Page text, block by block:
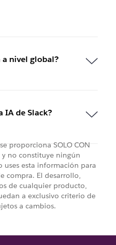
a nivel global?
IA de Slack?
proporciona SOLO CON
y no constituye ningún
esta información para
compra. El desarrollo,
de cualquier producto,
a exclusivo criterio de
a cambios.